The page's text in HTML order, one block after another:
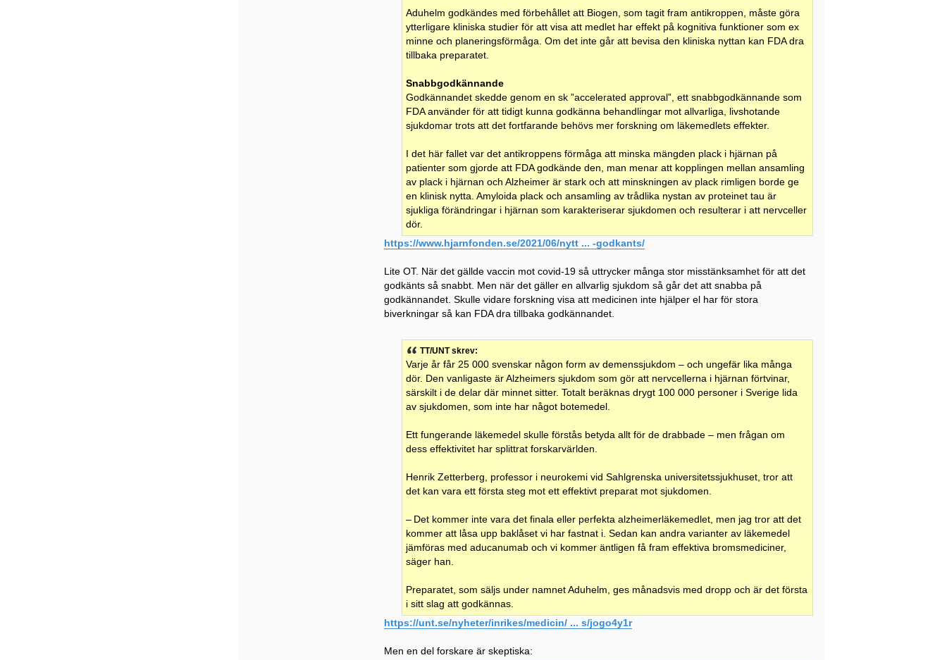
Aduhelm godkändes med förbehållet att Biogen, som tagit fram antikroppen, måste göra
ytterligare kliniska studier för att visa att medlet har effekt på kognitiva funktioner som ex
minne och planeringsförmåga. Om det inte går att bevisa den kliniska nyttan kan FDA dra
tillbaka preparatet.
Snabbgodkännande
Godkännandet skedde genom en sk ”accelerated approval”, ett snabbgodkännande som
FDA använder för att tidigt kunna godkänna behandlingar mot allvarliga, livshotande
sjukdomar trots att det fortfarande behövs mer forskning om läkemedlets effekter.
I det här fallet var det antikroppens förmåga att minska mängden plack i hjärnan på
patienter som gjorde att FDA godkände den, man menar att kopplingen mellan ansamling
av plack i hjärnan och Alzheimer är stark och att minskningen av plack rimligen borde ge
en klinisk nytta. Amyloida plack och ansamling av trådlika nystan av proteinet tau är
sjukliga förändringar i hjärnan som karakteriserar sjukdomen och resulterar i att nervceller
dör.
https://www.hjarnfonden.se/2021/06/nytt ... -godkants/
Lite OT. När det gällde vaccin mot covid-19 så uttrycker många stor misstänksamhet för att det
godkänts så snabbt. Men när det gäller en allvarlig sjukdom så går det att snabba på
godkännandet. Skulle vidare forskning visa att medicinen inte hjälper el har för stora
biverkningar så kan FDA dra tillbaka godkännandet.
TT/UNT skrev:
Varje år får 25 000 svenskar någon form av demenssjukdom – och ungefär lika många
dör. Den vanligaste är Alzheimers sjukdom som gör att nervcellerna i hjärnan förtvinar,
särskilt i de delar där minnet sitter. Totalt beräknas drygt 100 000 personer i Sverige lida
av sjukdomen, som inte har något botemedel.
Ett fungerande läkemedel skulle förstås betyda allt för de drabbade – men frågan om
dess effektivitet har splittrat forskarvärlden.
Henrik Zetterberg, professor i neurokemi vid Sahlgrenska universitetssjukhuset, tror att
det kan vara ett första steg mot ett effektivt preparat mot sjukdomen.
– Det kommer inte vara det finala eller perfekta alzheimerläkemedlet, men jag tror att det
kommer att låsa upp baklåset vi har fastnat i. Sedan kan andra varianter av läkemedel
jämföras med aducanumab och vi kommer äntligen få fram effektiva bromsmediciner,
säger han.
Preparatet, som säljs under namnet Aduhelm, ges månadsvis med dropp och är det första
i sitt slag att godkännas.
https://unt.se/nyheter/inrikes/medicin/ ... s/jogo4y1r
Men en del forskare är skeptiska: